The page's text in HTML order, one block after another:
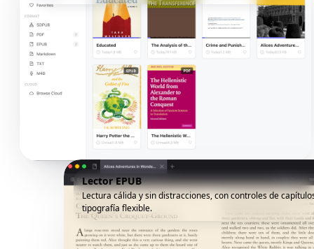
Lector EPUB
Lectura cálida y sin distracciones, con controles de
tipografía flexible.